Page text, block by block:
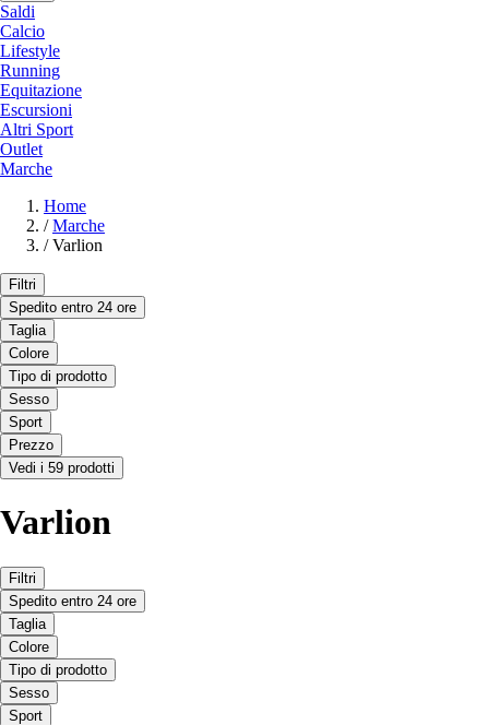
Saldi
Calcio
Lifestyle
Running
Equitazione
Escursioni
Altri Sport
Outlet
Marche
Home
/ Marche
/ Varlion
Filtri
Spedito entro 24 ore
Taglia
Colore
Tipo di prodotto
Sesso
Sport
Prezzo
Vedi i 59 prodotti
Varlion
Filtri
Spedito entro 24 ore
Taglia
Colore
Tipo di prodotto
Sesso
Sport